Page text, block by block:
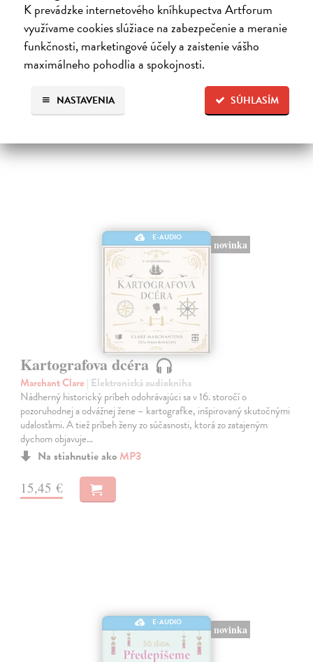
K prevádzke internetového kníhkupectva Artforum
využívame cookies slúžiace na zabezpečenie a meranie
funkčnosti, marketingové účely a zaistenie vášho
maximálneho pohodlia a spokojnosti.
SÚHLASÍM
NASTAVENIA
Notoricky známa poviedka Franza Kafku z roku 1915, v ktorej sa
obchodný cestujúci Gregor Samsa jedného rána prebudí v posteli ako
„odporný hmyz“.Je to príbeh premeny bez zľutovania či prílišného
súcitu…
Na stiahnutie akoMP3
7,00 €
E-AUDIO
novinka
Kartografova dcéra
Marchant Clare | Elektronická audiokniha
Nádherný historický príbeh odohrávajúci sa v 16. storočí o
pozoruhodnej a odvážnej žene – kartografke, inšpirovaný skutočnými
udalosťami. A tiež príbeh ženy zo súčasnosti, ktorá zo zatajeným
dychom objavuje…
Na stiahnutie ako MP3
15,45 €
E-AUDIO
novinka